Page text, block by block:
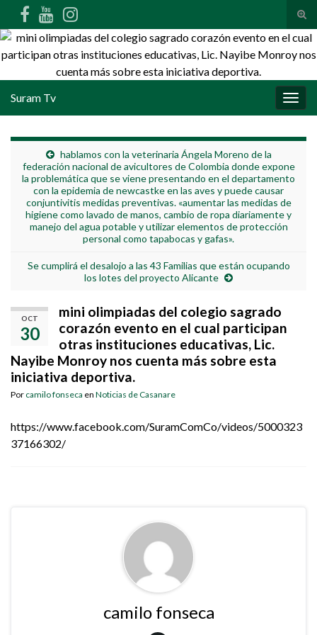
Search for:
Suram Tv
hablamos con la veterinaria Ángela Moreno de la
federación nacional de avicultores de Colombia donde expone
la problemática que se viene presentando en el departamento
con la epidemia de newcastke en las aves y puede causar
conjuntivitis medidas preventivas. «aumentar las medidas de
higiene como lavado de manos, cambio de ropa diariamente y
manejo del agua potable y utilizar elementos de protección
personal como tapabocas y gafas».
Se cumplirá el desalojo a las 43 Familias que están ocupando
los lotes del proyecto Alicante
OCT
30
mini olimpiadas del colegio sagrado
corazón evento en el cual participan
otras instituciones educativas, Lic.
Nayibe Monroy nos cuenta más sobre esta
iniciativa deportiva.
Por camilo fonseca en Noticias de Casanare
https://www.facebook.com/SuramComCo/videos/5000323
37166302/
camilo fonseca